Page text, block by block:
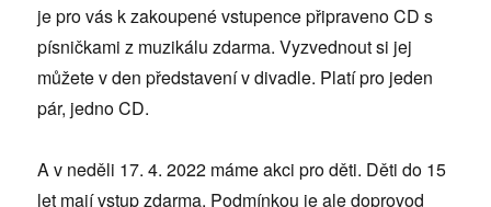
je pro vás k zakoupené vstupence připraveno CD s
písničkami z muzikálu zdarma. Vyzvednout si jej
můžete v den představení v divadle. Platí pro jeden
pár, jedno CD.
A v neděli 17. 4. 2022 máme akci pro děti. Děti do 15
let mají vstup zdarma. Podmínkou je ale doprovod